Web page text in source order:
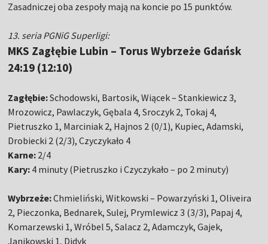
Zasadniczej oba zespoły mają na koncie po 15 punktów.
13. seria PGNiG Superligi:
MKS Zagłębie Lubin – Torus Wybrzeże Gdańsk
24:19 (12:10)
Zagłębie:Schodowski, Bartosik, Wiącek – Stankiewicz 3,
Mrozowicz, Pawlaczyk, Gębala 4, Sroczyk 2, Tokaj 4,
Pietruszko 1, Marciniak 2, Hajnos 2 (0/1), Kupiec, Adamski,
Drobiecki 2 (2/3), Czyczykało 4
Karne: 2/4
Kary: 4 minuty (Pietruszko i Czyczykało – po 2 minuty)
Wybrzeże:Chmieliński, Witkowski – Powarzyński 1, Oliveira
2, Pieczonka, Bednarek, Sulej, Prymlewicz 3 (3/3), Papaj 4,
Komarzewski 1, Wróbel 5, Salacz 2, Adamczyk, Gajek,
Janikowski 1, Didyk